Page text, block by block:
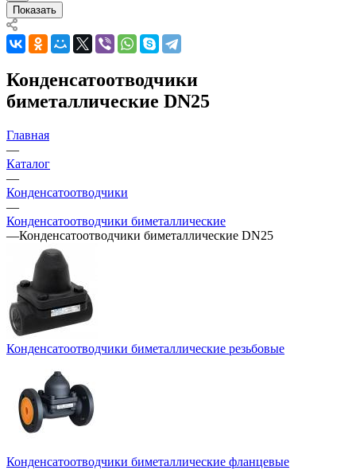
Показать
Конденсатоотводчики
биметаллические DN25
Главная
—
Каталог
—
Конденсатоотводчики
—
Конденсатоотводчики биметаллические
—Конденсатоотводчики биметаллические DN25
Конденсатоотводчики биметаллические резьбовые
Конденсатоотводчики биметаллические фланцевые